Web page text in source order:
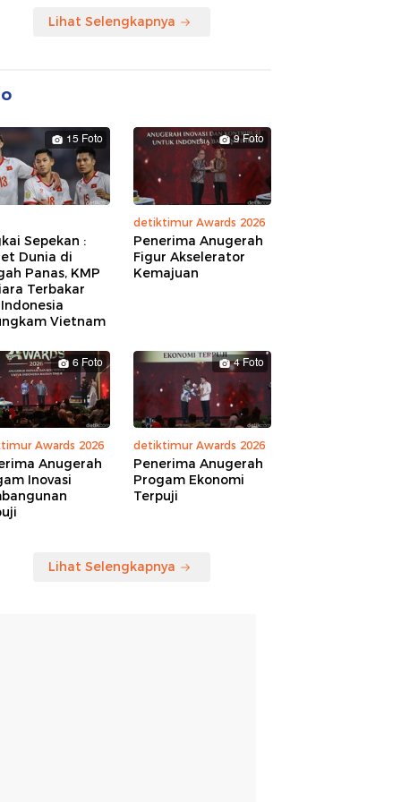
Lihat Selengkapnya
15 Foto
Sepekan :
Dunia di
Panas, KMP
Terbakar
Vietnam
9 Foto
detiktimur Awards 2026
Penerima Anugerah
Figur Akselerator
Kemajuan
6 Foto
Awards 2026
Anugerah
Inovasi
4 Foto
detiktimur Awards 2026
Penerima Anugerah
Progam Ekonomi
Terpuji
Lihat Selengkapnya